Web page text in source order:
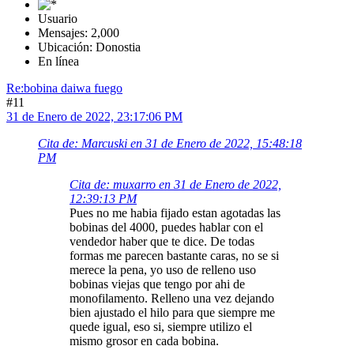
Usuario
Mensajes: 2,000
Ubicación: Donostia
En línea
Re:bobina daiwa fuego
#11
31 de Enero de 2022, 23:17:06 PM
Cita de: Marcuski en 31 de Enero de 2022, 15:48:18
PM
Cita de: muxarro en 31 de Enero de 2022,
12:39:13 PM
Pues no me habia fijado estan agotadas las
bobinas del 4000, puedes hablar con el
vendedor haber que te dice. De todas
formas me parecen bastante caras, no se si
merece la pena, yo uso de relleno uso
bobinas viejas que tengo por ahi de
monofilamento. Relleno una vez dejando
bien ajustado el hilo para que siempre me
quede igual, eso si, siempre utilizo el
mismo grosor en cada bobina.